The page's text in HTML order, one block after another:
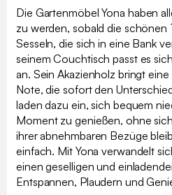
Die Gartenmöbel Yona haben
zu werden, sobald die schönen
Sesseln, die sich in eine Bank
seinem Couchtisch passt es
an. Sein Akazienholz bringt
Note, die sofort den
laden dazu ein, sich bequem
Moment zu genießen, ohne
ihrer abnehmbaren Bezüge
einfach. Mit Yona verwandelt
einen geselligen und
Entspannen, Plaudern und